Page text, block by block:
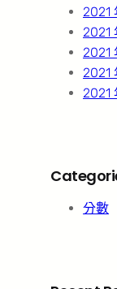
2021
2021
2021
2021
2021
分數